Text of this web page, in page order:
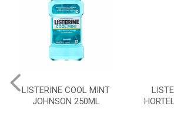
LISTERINE MELANCIA E
HORTELÃ JOHNSON 250ML